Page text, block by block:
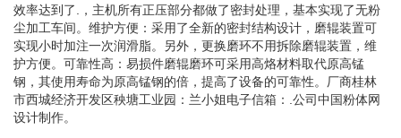
效率达到了.，主机所有正压部分都做了密封处理，基本实现了无粉
尘加工车间。维护方便：采用了全新的密封结构设计，磨辊装置可
实现小时加注一次润滑脂。另外，更换磨环不用拆除磨辊装置，维
护方便。可靠性高：易损件磨辊磨环可采用高烙材料取代原高锰
钢，其使用寿命为原高锰钢的倍，提高了设备的可靠性。厂商桂林
市西城经济开发区秧塘工业园：兰小姐电子信箱：.公司中国粉体网
设计制作。